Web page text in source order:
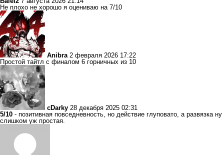
Не плохо не хорошо я оцениваю на 7/10
Anibra 2 февраля 2026 17:22
Простой тайтл с финалом 6 горничных из 10
cDarky 28 декабря 2025 02:31
5/10 - позитивная повседневность, но действие глуповато, а развязка ну
слишком уж простая.